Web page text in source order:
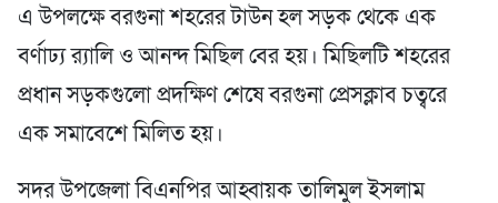
এ উপলক্ষে বরগুনা শহরের টাউন হল সড়ক থেকে এক
বর্ণাঢ্য র‍্যালি ও আনন্দ মিছিল বের হয়। মিছিলটি শহরের
প্রধান সড়কগুলো প্রদক্ষিণ শেষে বরগুনা প্রেসক্লাব চত্বরে
এক সমাবেশে মিলিত হয়।
সদর উপজেলা বিএনপির আহ্বায়ক তালিমুল ইসলাম